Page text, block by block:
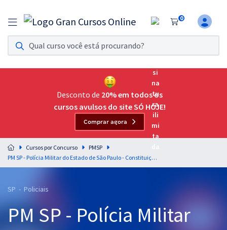
0
Assinatura Ilimitada 11
Acesso a todos os cursos. Teste grátis por 7 dias!
Assinatura OAB Até Passar
Acesso ilimitado a toda preparação para o Exame da
Residências Multiprofissionais
Preparação completa e intensiva para as principais
residências em saúde do Brasil
Cursos 20% OFF
Desconto de 20% em todos os
cursos avulsos do site SÓ HOJE!
Comprar agora
Cursos por Concurso
PMSP
PM SP - Polícia Militar do Estado de São Paulo - Constituição Federal para o Cargo de Aluno-Oficial - Professor: Luciano Dutra
SP - Policiais
PM SP - Polícia Militar